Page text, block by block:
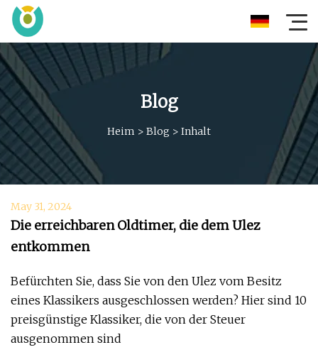
Blog
Heim > Blog > Inhalt
May 31, 2024
Die erreichbaren Oldtimer, die dem Ulez
entkommen
Befürchten Sie, dass Sie von den Ulez vom Besitz
eines Klassikers ausgeschlossen werden? Hier sind 10
preisgünstige Klassiker, die von der Steuer
ausgenommen sind